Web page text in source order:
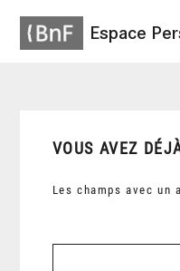
Espace
VOUS AVEZ
Les champs avec